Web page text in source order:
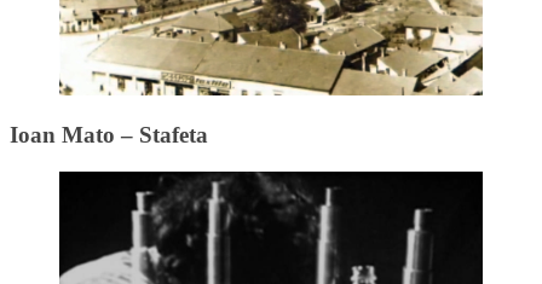
Ioan Mato – Stafeta